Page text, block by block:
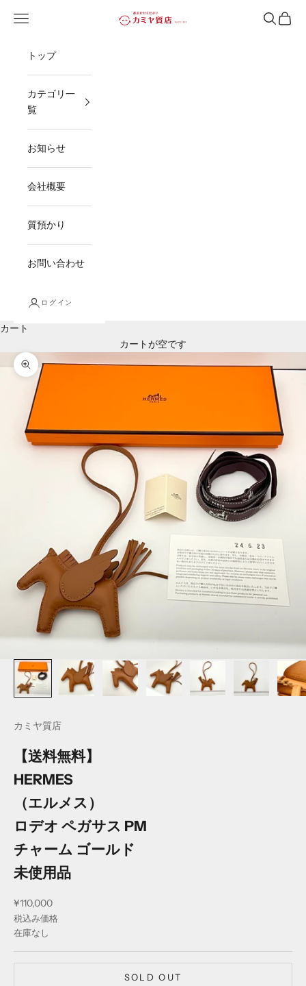
カミヤ質店
メニューを開く 検索を開
カー
トップ
カテゴリ一
覧
お知らせ
会社概要
質預かり
お問い合わせ
ログイン
カート
カートが空です
ズームイン
カミヤ質店
【送料無料】
HERMES
（エルメス）
ロデオ ペガサス PM
チャーム ゴールド
未使用品
セール価格
¥110,000
税込み価格
在庫なし
SOLD OUT